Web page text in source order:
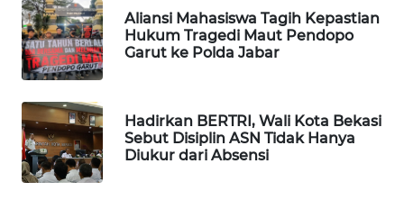
Aliansi Mahasiswa Tagih Kepastian
Hukum Tragedi Maut Pendopo
Garut ke Polda Jabar
Hadirkan BERTRI, Wali Kota Bekasi
Sebut Disiplin ASN Tidak Hanya
Diukur dari Absensi
TAMBANG
NEWS
SITUNGIR
SIDIKALANG
NEWS